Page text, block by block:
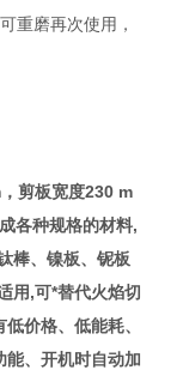
磨再次使用，
剪板宽度230 m
各种规格的材料,
棒、镍板、铌板
用,可*替代火焰切
价格、低能耗、
能、开机时自动加